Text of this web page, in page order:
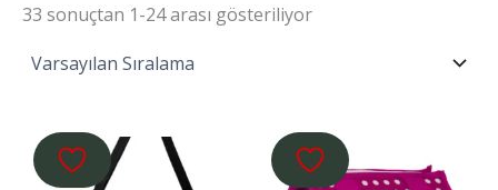
33 sonuçtan 1-24 arası gösteriliyor